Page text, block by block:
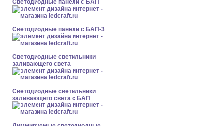
Cветодиодные панели с БАП
Cветодиодные панели с БАП-3
Светодиодные светильники
заливающего света
Светодиодные светильники
заливающего света с БАП